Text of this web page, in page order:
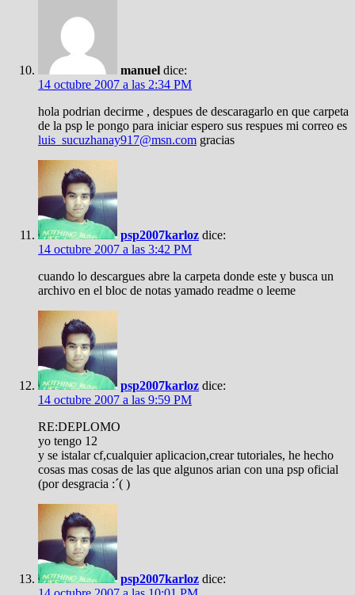
manuel dice:
14 octubre 2007 a las 2:34 PM
hola podrian decirme , despues de descaragarlo en que carpeta
de la psp le pongo para iniciar espero sus respues mi correo es
luis_sucuzhanay917@msn.com gracias
psp2007karloz dice:
14 octubre 2007 a las 3:42 PM
cuando lo descargues abre la carpeta donde este y busca un
archivo en el bloc de notas yamado readme o leeme
psp2007karloz dice:
14 octubre 2007 a las 9:59 PM
RE:DEPLOMO
yo tengo 12
y se istalar cf,cualquier aplicacion,crear tutoriales, he hecho
cosas mas cosas de las que algunos arian con una psp oficial
(por desgracia :´( )
psp2007karloz dice: